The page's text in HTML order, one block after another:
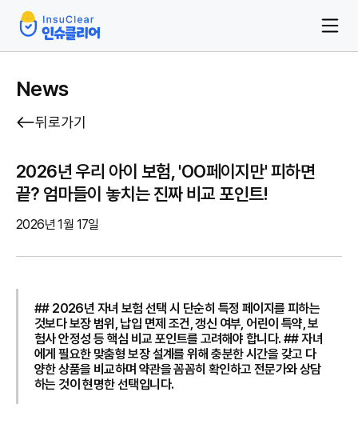
News
뒤로가기
2026년 우리 아이 보험, 'OO페이지만' 피하면
끝? 엄마들이 놓치는 진짜 비교 포인트!
2026년 1월 17일
## 2026년 자녀 보험 선택 시 단순히 특정 페이지를 피하는
것보다 보장 범위, 납입 면제 조건, 갱신 여부, 어린이 특약, 보
험사 안정성 등 핵심 비교 포인트를 고려해야 합니다. ## 자녀
에게 필요한 맞춤형 보장 설계를 위해 충분한 시간을 갖고 다
양한 상품을 비교하며 약관을 꼼꼼히 확인하고 전문가와 상담
하는 것이 현명한 선택입니다.